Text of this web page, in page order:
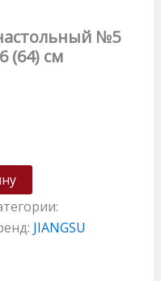
№5
(64) см
JIANGSU